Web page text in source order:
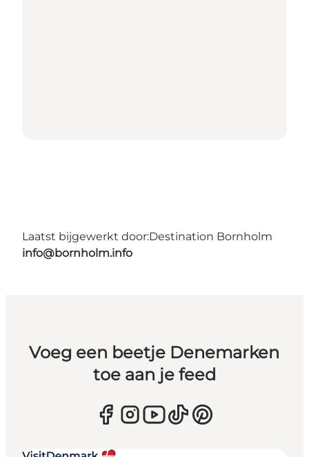
Laatst bijgewerkt door:Destination Bornholm
info@bornholm.info
Voeg een beetje Denemarken
toe aan je feed